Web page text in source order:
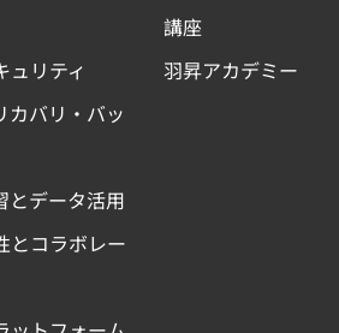
ュリティ
カバリ・バッ
とデータ活用
とコラボレー
講座
羽昇アカデミー